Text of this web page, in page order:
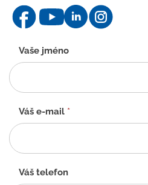
Kontaktní
formulář
-
CZ
Vaše jméno
Váš e-mail *
Váš telefon